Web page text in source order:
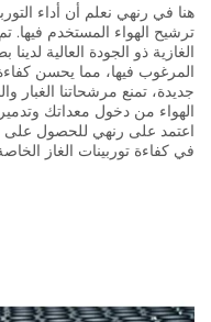
هنا في رنهي نعلم أن أداء
ترشيح الهواء المستخدم فيها.
الغازية ذو الجودة العالية
المرغوب فيها، مما يحسن
جديدة، تمنع مرشحاتنا الغبار
الهواء من دخول معداتك
اعتمد على رنهي للحصول على
في كفاءة توربينات الغاز